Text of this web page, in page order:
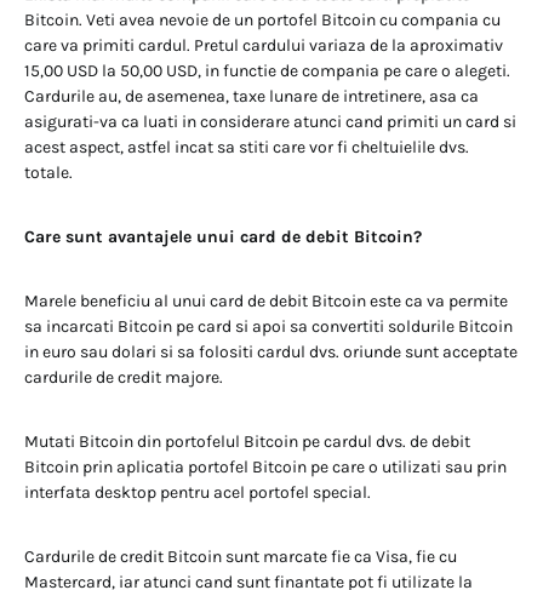
Bitcoin. Veti avea nevoie de un portofel Bitcoin cu compania cu
care va primiti cardul. Pretul cardului variaza de la aproximativ
15,00 USD la 50,00 USD, in functie de compania pe care o alegeti.
Cardurile au, de asemenea, taxe lunare de intretinere, asa ca
asigurati-va ca luati in considerare atunci cand primiti un card si
acest aspect, astfel incat sa stiti care vor fi cheltuielile dvs.
totale.
Care sunt avantajele unui card de debit Bitcoin?
Marele beneficiu al unui card de debit Bitcoin este ca va permite
sa incarcati Bitcoin pe card si apoi sa convertiti soldurile Bitcoin
in euro sau dolari si sa folositi cardul dvs. oriunde sunt acceptate
cardurile de credit majore.
Mutati Bitcoin din portofelul Bitcoin pe cardul dvs. de debit
Bitcoin prin aplicatia portofel Bitcoin pe care o utilizati sau prin
interfata desktop pentru acel portofel special.
Cardurile de credit Bitcoin sunt marcate fie ca Visa, fie cu
Mastercard, iar atunci cand sunt finantate pot fi utilizate la